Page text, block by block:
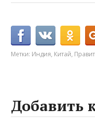
Метки: Индия, Китай,
Добавить